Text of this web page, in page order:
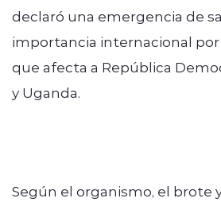
declaró una emergencia de
importancia internacional
que afecta a República
y Uganda.
Según el organismo, el brote